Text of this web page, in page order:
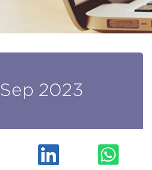
Sep 2023